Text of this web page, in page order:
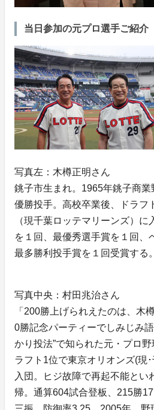
当日参加の元プロ選手ご紹介
写真左：木樽正明さん
銚子市生まれ。1965年銚子商
優勝投手。高校卒業後、ドラフ
（現千葉ロッテマリーンズ）
を１回、最優秀選手賞を１回、
最多勝利投手賞を１回受賞する
写真中央：村田兆治さん
「200勝上げられえたのは、木
0勝記念パーティーでしみじみ
かり投法”で知られた元・プロ
ラフト1位で東京オリオンズ(現
入団。ヒジ故障で再起不能とい
帰。通算604試合登板、215勝